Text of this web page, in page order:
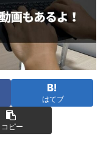
はてブ
コピー